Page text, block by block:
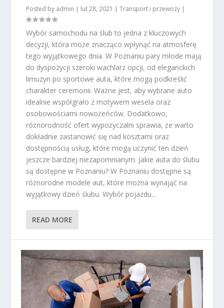
Posted by admin | lut 28, 2021 |Transport i przewozy |
Wybór samochodu na ślub to jedna z kluczowych
decyzji, która może znacząco wpłynąć na atmosferę
tego wyjątkowego dnia. W Poznaniu pary młode mają
do dyspozycji szeroki wachlarz opcji, od eleganckich
limuzyn po sportowe auta, które mogą podkreślić
charakter ceremonii. Ważne jest, aby wybrane auto
idealnie współgrało z motywem wesela oraz
osobowościami nowożeńców. Dodatkowo,
różnorodność ofert wypożyczalni sprawia, że warto
dokładnie zastanowić się nad kosztami oraz
dostępnością usług, które mogą uczynić ten dzień
jeszcze bardziej niezapomnianym. Jakie auta do ślubu
są dostępne w Poznaniu? W Poznaniu dostępne są
różnorodne modele aut, które można wynająć na
wyjątkowy dzień ślubu. Wybór pojazdu...
READ MORE